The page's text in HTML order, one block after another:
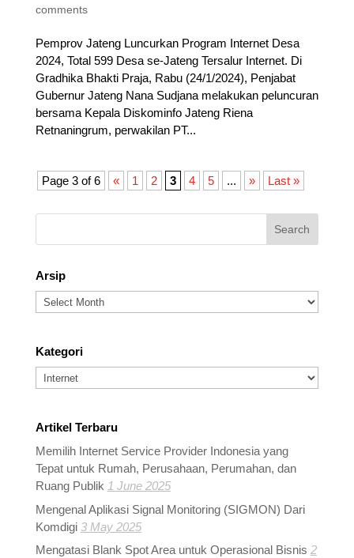
comments
Pemprov Jateng Luncurkan Program Internet Desa
2024, Total 599 Desa se-Jateng Tersalur Internet. Di
Gradhika Bhakti Praja, Rabu (24/1/2024), Penjabat
Gubernur Jateng Nana Sudjana melakukan peluncuran
bersama Kepala Diskominfo Jateng Riena
Retnaningrum, perwakilan PT...
Page 3 of 6 « 1 2 3 4 5 ... » Last »
Arsip
Arsip
Kategori
Kategori
Artikel Terbaru
Memilih Internet Service Provider Indonesia yang
Tepat untuk Rumah, Perusahaan, Perumahan, dan
Ruang Publik 1 June 2025
Mengenal Aplikasi Signal Monitoring (SIGMON) Dari
Komdigi 3 May 2025
Mengatasi Blank Spot Area untuk Operasional Bisnis 2